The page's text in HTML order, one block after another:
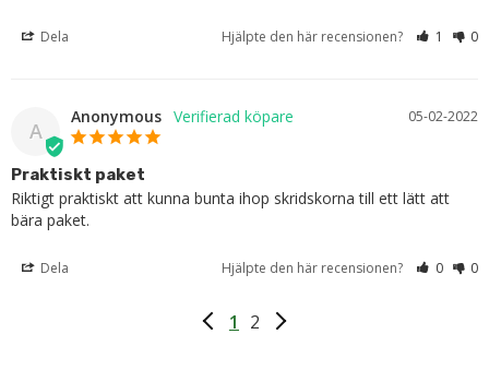
Dela Hjälpte den här recensionen? 1 0
A
05-02-2022
Anonymous
Praktiskt paket
Riktigt praktiskt att kunna bunta ihop skridskorna till ett lätt att
bära paket.
Dela Hjälpte den här recensionen? 0 0
1 2